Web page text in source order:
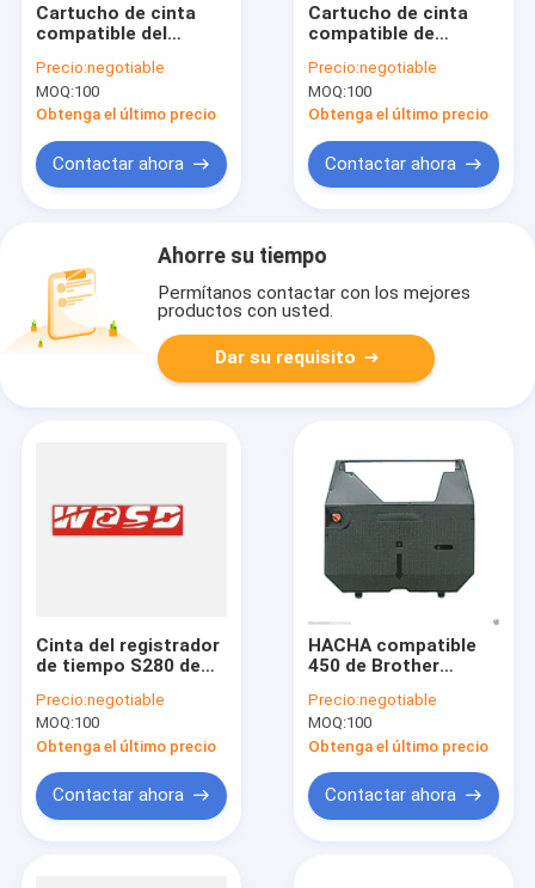
Cartucho de cinta
compatible del
textos de Brother
WP-2200 WP-2400
WP-2410
Precio:negotiable
MOQ:100
Obtenga el último precio
Contactar ahora
Cartucho de cinta
compatible de
de Brother GX9500
GX-9500 GX9750 GX-
9750
Precio:negotiable
MOQ:100
Obtenga el último precio
Contactar ahora
Ahorre su tiempo
Permítanos contactar con los mejores
productos con usted.
Dar su requisito
Cinta del registrador
de tiempo S280 de
Kp 760
Precio:negotiable
MOQ:100
Obtenga el último precio
Contactar ahora
HACHA compatible
450 de Brother
Brother AX450 AX-
450
Precio:negotiable
MOQ:100
Obtenga el último precio
Contactar ahora